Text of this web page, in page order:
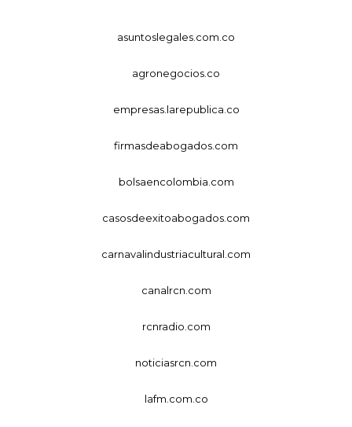
asuntoslegales.com.co
agronegocios.co
empresas.larepublica.co
firmasdeabogados.com
bolsaencolombia.com
casosdeexitoabogados.com
carnavalindustriacultural.com
canalrcn.com
rcnradio.com
noticiasrcn.com
lafm.com.co